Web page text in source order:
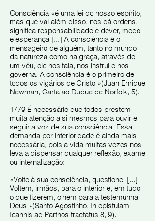
Consciência «é uma lei do nosso espírito,
mas que vai além disso, nos dá ordens,
significa responsabilidade e dever, medo
e esperança [...] A consciência é o
mensageiro de alguém, tanto no mundo
da natureza como na graça, através de
um véu, ele nos fala, nos instrui e nos
governa. A consciência é o primeiro de
todos os vigários de Cristo »(Juan Enrique
Newman, Carta ao Duque de Norfolk, 5).
1779 É necessário que todos prestem
muita atenção a si mesmos para ouvir e
seguir a voz de sua consciência. Essa
demanda por interioridade é ainda mais
necessária, pois a vida muitas vezes nos
leva a dispensar qualquer reflexão, exame
ou internalização:
«Volte à sua consciência, questione. [...]
Voltem, irmãos, para o interior e, em tudo
o que fizerem, olhem para a testemunha,
Deus »(Santo Agostinho, In epistulam
Ioannis ad Parthos tractatus 8, 9).